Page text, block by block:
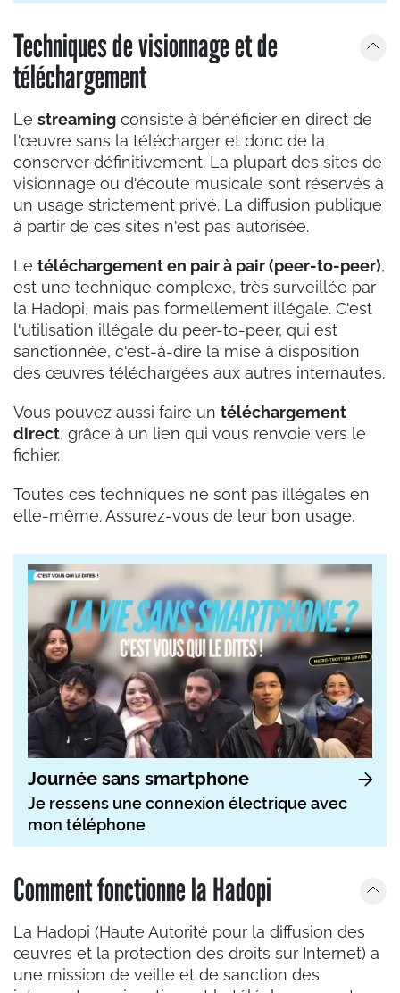
Techniques de visionnage et de
téléchargement
Le streaming consiste à bénéficier en direct de
l'œuvre sans la télécharger et donc de la
conserver définitivement. La plupart des sites de
visionnage ou d'écoute musicale sont réservés à
un usage strictement privé. La diffusion publique
à partir de ces sites n'est pas autorisée.
Le téléchargement en pair à pair (peer-to-peer),
est une technique complexe, très surveillée par
la Hadopi, mais pas formellement illégale. C'est
l'utilisation illégale du peer-to-peer, qui est
sanctionnée, c'est-à-dire la mise à disposition
des œuvres téléchargées aux autres internautes.
Vous pouvez aussi faire un téléchargement
direct, grâce à un lien qui vous renvoie vers le
fichier.
Toutes ces techniques ne sont pas illégales en
elle-même. Assurez-vous de leur bon usage.
Journée sans smartphone
Je ressens une connexion électrique avec
mon téléphone
Comment fonctionne la Hadopi
La Hadopi (Haute Autorité pour la diffusion des
œuvres et la protection des droits sur Internet) a
une mission de veille et de sanction des